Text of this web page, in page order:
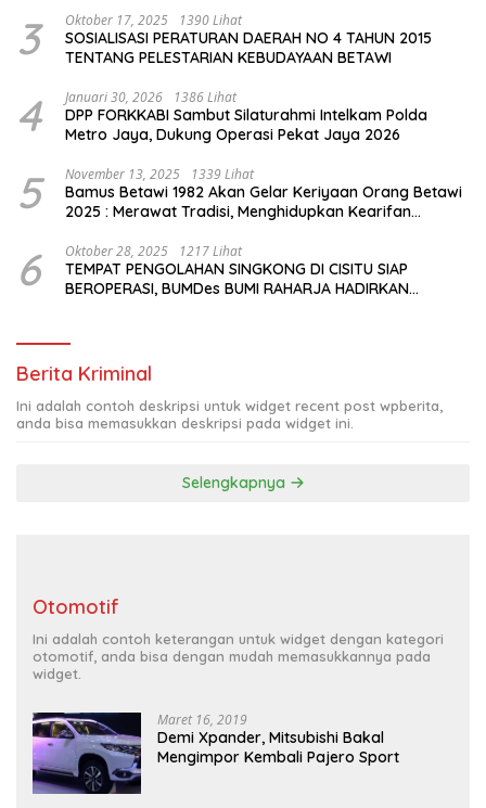
3 Oktober 17, 2025 1390 Lihat
SOSIALISASI PERATURAN DAERAH NO 4 TAHUN 2015
TENTANG PELESTARIAN KEBUDAYAAN BETAWI
4 Januari 30, 2026 1386 Lihat
DPP FORKKABI Sambut Silaturahmi Intelkam Polda
Metro Jaya, Dukung Operasi Pekat Jaya 2026
5 November 13, 2025 1339 Lihat
Bamus Betawi 1982 Akan Gelar Keriyaan Orang Betawi
2025 : Merawat Tradisi, Menghidupkan Kearifan
6 Oktober 28, 2025 1217 Lihat
TEMPAT PENGOLAHAN SINGKONG DI CISITU SIAP
BEROPERASI, BUMDes BUMI RAHARJA HADIRKAN
Berita Kriminal
Ini adalah contoh deskripsi untuk widget recent post wpberita,
anda bisa memasukkan deskripsi pada widget ini.
Selengkapnya
Otomotif
Ini adalah contoh keterangan untuk widget dengan kategori
otomotif, anda bisa dengan mudah memasukkannya pada
widget.
Maret 16, 2019
Demi Xpander, Mitsubishi Bakal
Mengimpor Kembali Pajero Sport